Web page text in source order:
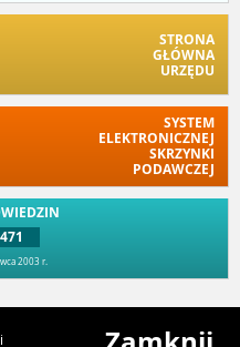
STRONA
GŁÓWNA
URZĘDU
SYSTEM
ELEKTRONICZNEJ
SKRZYNKI
PODAWCZEJ
2003 r.